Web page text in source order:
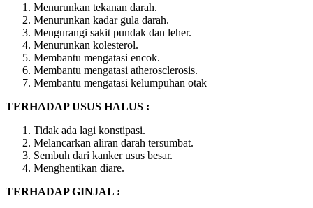
Menurunkan tekanan darah.
Menurunkan kadar gula darah.
Mengurangi sakit pundak dan leher.
Menurunkan kolesterol.
Membantu mengatasi encok.
Membantu mengatasi atherosclerosis.
Membantu mengatasi kelumpuhan otak
TERHADAP USUS HALUS :
Tidak ada lagi konstipasi.
Melancarkan aliran darah tersumbat.
Sembuh dari kanker usus besar.
Menghentikan diare.
TERHADAP GINJAL :